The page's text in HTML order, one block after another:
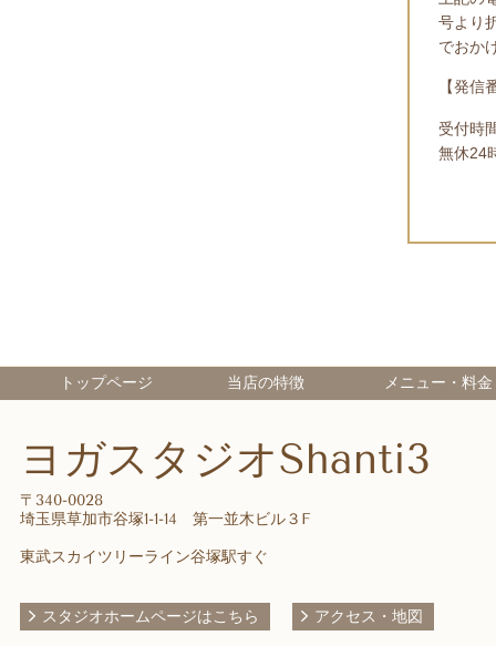
号より
でおか
【発
受付時
無休24
トップページ 当店の特徴 メニュー・料金
ヨガスタジオShanti3
〒340-0028
埼玉県草加市谷塚1-1-14 第一並木ビル３F
東武スカイツリーライン谷塚駅すぐ
スタジオホームページはこちら アクセス・地図